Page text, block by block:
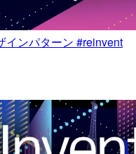
インパターン #reinvent